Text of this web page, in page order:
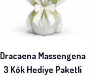
Dracaena Massengena
3 Kök Hediye Paketli